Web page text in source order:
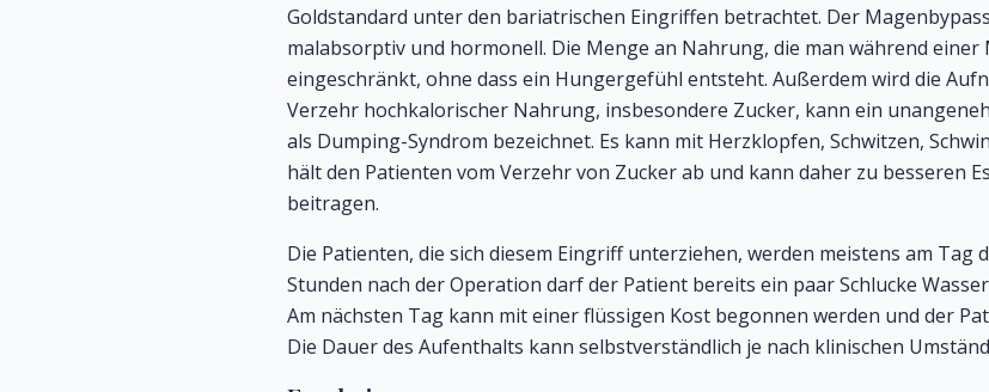
Goldstandard unter den bariatrischen Eingriffen betrachtet. Der
malabsorptiv und hormonell. Die Menge an Nahrung, die man während
eingeschränkt, ohne dass ein Hungergefühl entsteht. Außerdem wird die
Verzehr hochkalorischer Nahrung, insbesondere Zucker, kann ein
als Dumping-Syndrom bezeichnet. Es kann mit Herzklopfen, Schwitzen,
hält den Patienten vom Verzehr von Zucker ab und kann daher zu besseren
beitragen.
Die Patienten, die sich diesem Eingriff unterziehen, werden meistens am Tag
Stunden nach der Operation darf der Patient bereits ein paar Schlucke
Am nächsten Tag kann mit einer flüssigen Kost begonnen werden und der
Die Dauer des Aufenthalts kann selbstverständlich je nach klinischen